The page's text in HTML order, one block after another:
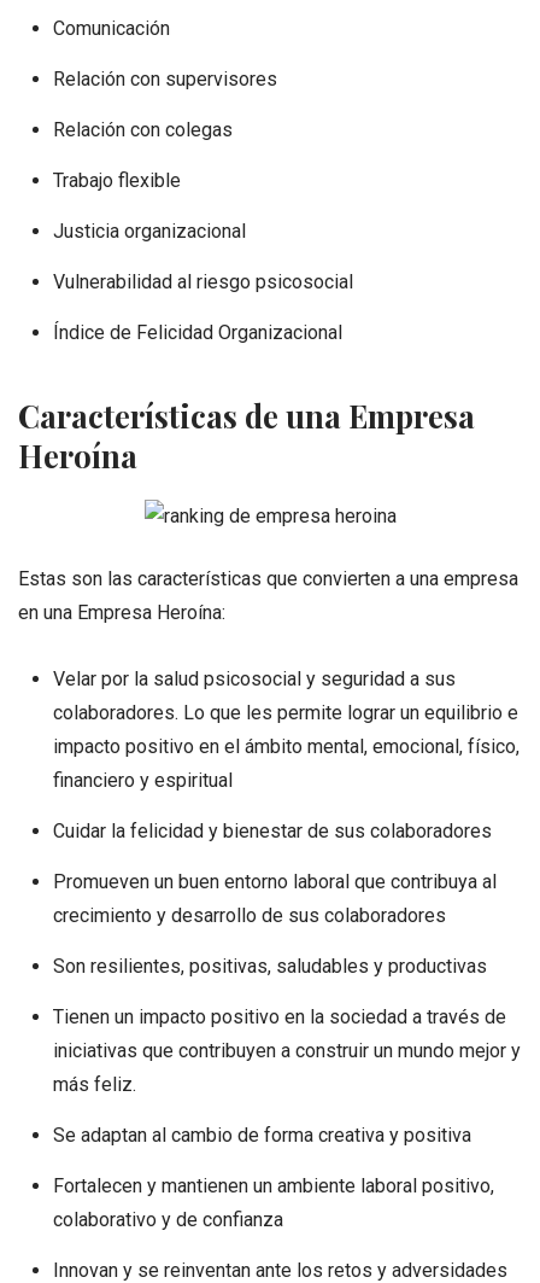
Comunicación
Relación con supervisores
Relación con colegas
Trabajo flexible
Justicia organizacional
Vulnerabilidad al riesgo psicosocial
Índice de Felicidad Organizacional
Características de una Empresa
Heroína
Estas son las características que convierten a una empresa
en una Empresa Heroína:
Velar por la salud psicosocial y seguridad a sus
colaboradores. Lo que les permite lograr un equilibrio e
impacto positivo en el ámbito mental, emocional, físico,
financiero y espiritual
Cuidar la felicidad y bienestar de sus colaboradores
Promueven un buen entorno laboral que contribuya al
crecimiento y desarrollo de sus colaboradores
Son resilientes, positivas, saludables y productivas
Tienen un impacto positivo en la sociedad a través de
iniciativas que contribuyen a construir un mundo mejor y
más feliz.
Se adaptan al cambio de forma creativa y positiva
Fortalecen y mantienen un ambiente laboral positivo,
colaborativo y de confianza
Innovan y se reinventan ante los retos y adversidades